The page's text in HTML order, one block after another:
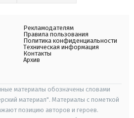
Рекламодателям
Правила пользования
Политика конфиденциальности
Техническая информация
Контакты
Архив
материалы обозначены словами
материал". Материалы с пометкой
позицию авторов и героев.